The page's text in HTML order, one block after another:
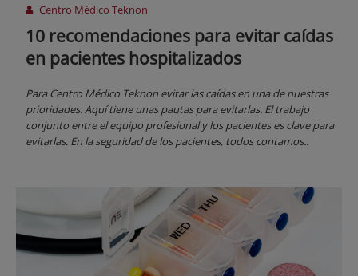
Centro Médico Teknon
10 recomendaciones para evitar caídas
en pacientes hospitalizados
Para Centro Médico Teknon evitar las caídas en una de nuestras
prioridades. Aquí tiene unas pautas para evitarlas. El trabajo
conjunto entre el equipo profesional y los pacientes es clave para
evitarlas. En la seguridad de los pacientes, todos contamos..